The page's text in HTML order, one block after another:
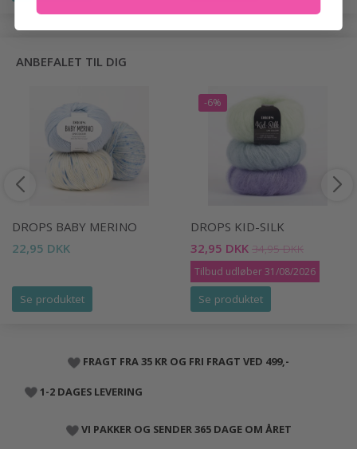
ANBEFALET TIL DIG
DROPS BABY MERINO
22,95 DKK
Se produktet
-6%
DROPS KID-SILK
32,95 DKK 34,95 DKK
Tilbud udløber 31/08/2026
Se produktet
FRAGT FRA 35 KR OG FRI FRAGT VED 499,-
1-2 DAGES LEVERING
VI PAKKER OG SENDER 365 DAGE OM ÅRET